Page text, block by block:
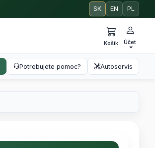
SK EN PL
Košík Účet
Potrebujete pomoc? Autoservis